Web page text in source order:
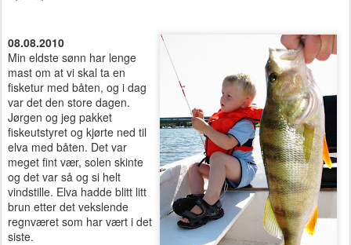
08.08.2010
Min eldste sønn har lenge
mast om at vi skal ta en
fisketur med båten, og i dag
var det den store dagen.
Jørgen og jeg pakket
fiskeutstyret og kjørte ned til
elva med båten. Det var
meget fint vær, solen skinte
og det var så og si helt
vindstille. Elva hadde blitt litt
brun etter det vekslende
regnværet som har vært i det
siste.